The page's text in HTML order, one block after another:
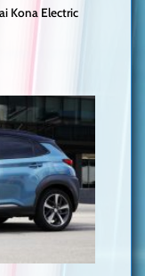
Kona Electric